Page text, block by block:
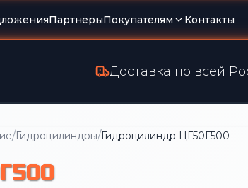
ПартнерыПокупателям Контакты
Доставка по всей
/Гидроцилиндры/Гидроцилиндр ЦГ50Г500